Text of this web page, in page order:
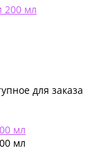
для заказа
мл
мл